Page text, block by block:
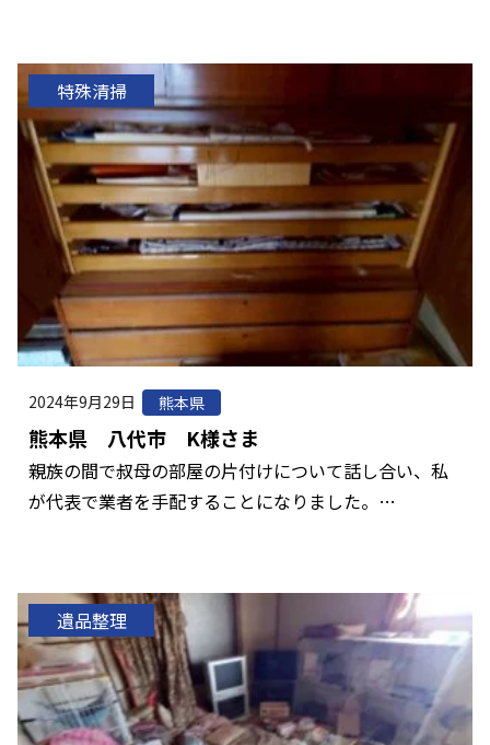
特殊清掃
2024年9月29日 熊本県
熊本県 八代市 K様さま
親族の間で叔母の部屋の片付けについて話し合い、私
が代表で業者を手配することになりました。…
遺品整理